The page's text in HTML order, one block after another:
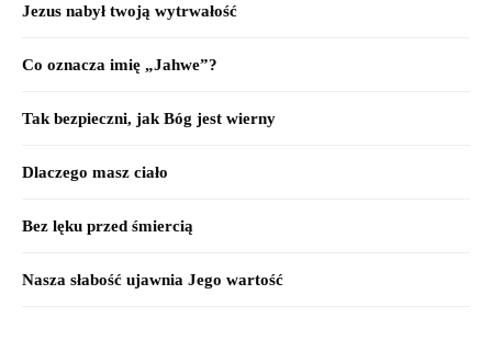
Jezus nabył twoją wytrwałość
Co oznacza imię „Jahwe”?
Tak bezpieczni, jak Bóg jest wierny
Dlaczego masz ciało
Bez lęku przed śmiercią
Nasza słabość ujawnia Jego wartość